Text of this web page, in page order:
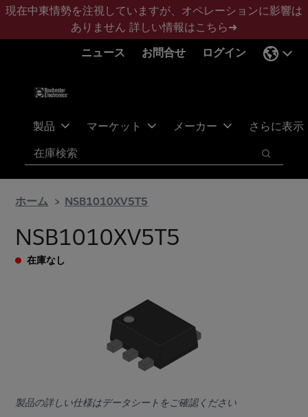
メ
ン
フ
タ
現在中東情勢を注視していますが、オペレーションに影響は
ありません 詳しい情報はこちら➜
ニュース
お問合せ ログイン
製品 マーケット メーカー さらに表示
検索
検索
ホーム NSB1010XV5T5
NSB1010XV5T5
在庫なし
製品の詳しい仕様はデータシートをご確認ください